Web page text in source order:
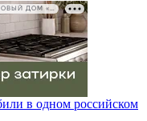
РЕКЛАМА • ООО СТРОИТЕЛЬНЫЙ ТОРГОВЫЙ ДОМ «ПЕТРОВИЧ», ИНН 7802348846
в одном российском